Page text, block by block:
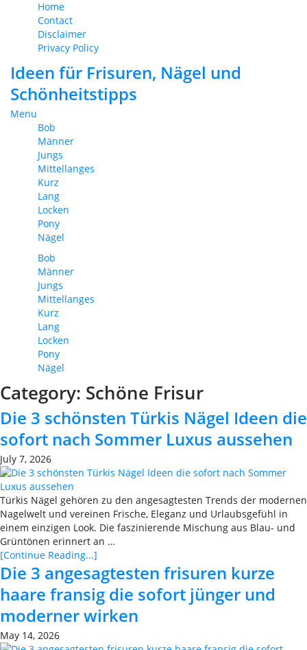
Home
Contact
Disclaimer
Privacy Policy
Ideen für Frisuren, Nägel und
Schönheitstipps
Menu
Bob
Männer
Jungs
Mittellanges
Kurz
Lang
Locken
Pony
Nägel
Bob
Männer
Jungs
Mittellanges
Kurz
Lang
Locken
Pony
Nägel
Category: Schöne Frisur
Die 3 schönsten Türkis Nägel Ideen die
sofort nach Sommer Luxus aussehen
July 7, 2026
Türkis Nägel gehören zu den angesagtesten Trends der modernen
Nagelwelt und vereinen Frische, Eleganz und Urlaubsgefühl in
einem einzigen Look. Die faszinierende Mischung aus Blau- und
Grüntönen erinnert an …
[Continue Reading...]
Die 3 angesagtesten frisuren kurze
haare fransig die sofort jünger und
moderner wirken
May 14, 2026